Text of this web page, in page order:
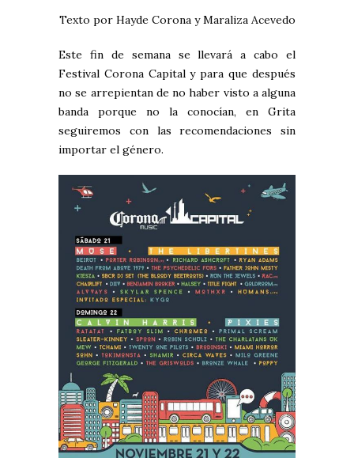
Texto por Hayde Corona y Maraliza Acevedo
Este fin de semana se llevará a cabo el
Festival Corona Capital y para que después
no se arrepientan de no haber visto a alguna
banda porque no la conocían, en Grita
seguiremos con las recomendaciones sin
importar el género.